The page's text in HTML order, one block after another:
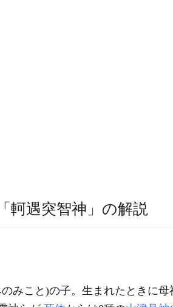
「軻遇突智神」の解説
みこと)の子。生まれたときに母